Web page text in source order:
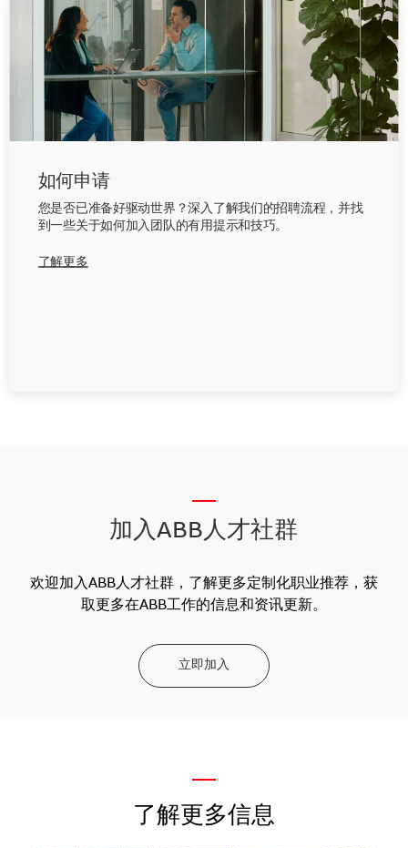
如何申请
您是否已准备好驱动世界？深入了解我们的招聘流程，并找
到一些关于如何加入团队的有用提示和技巧。
了解更多
加入ABB人才社群
欢迎加入ABB人才社群，了解更多定制化职业推荐，获
取更多在ABB工作的信息和资讯更新。
立即加入
—
了解更多信息